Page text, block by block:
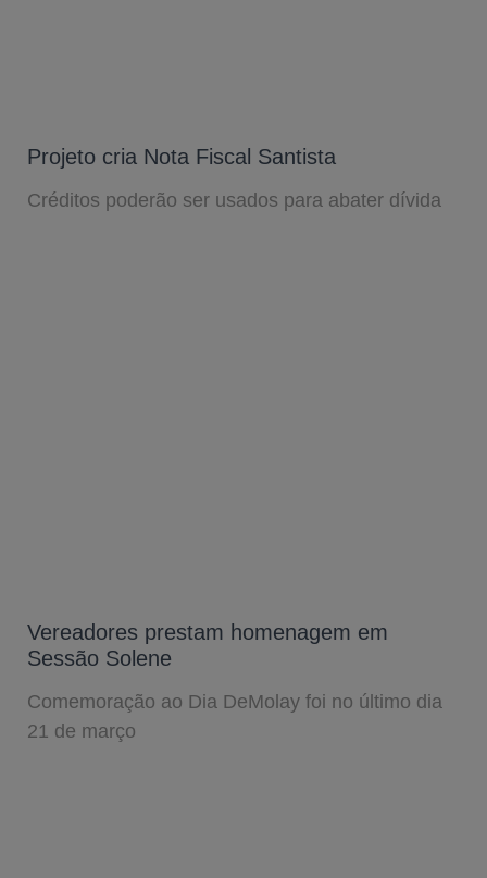
Projeto cria Nota Fiscal Santista
Créditos poderão ser usados para abater dívida
Vereadores prestam homenagem em
Sessão Solene
Comemoração ao Dia DeMolay foi no último dia
21 de março